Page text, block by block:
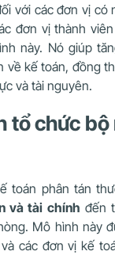
với các đơn vị có
đơn vị thành
này. Nó giúp
về kế toán, đồng
và tài nguyên.
tổ chức bộ
toán phân tán
và tài chính đến
Mô hình này
các đơn vị kế